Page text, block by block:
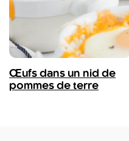
Œufs dans un nid de
pommes de terre